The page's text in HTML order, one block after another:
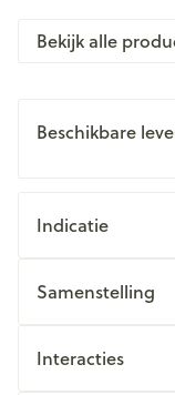
Bekijk alle
Beschikbare
Indicatie
Samenstelling
Interacties